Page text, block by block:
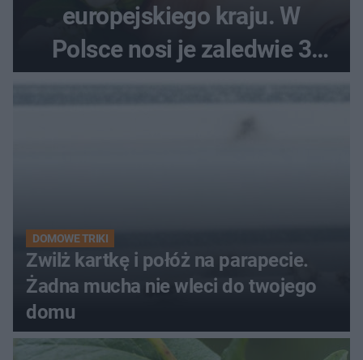
europejskiego kraju. W
Polsce nosi je zaledwie 3
kobiety
DOMOWE TRIKI
Zwilż kartkę i połóż na parapecie.
Żadna mucha nie wleci do twojego
domu